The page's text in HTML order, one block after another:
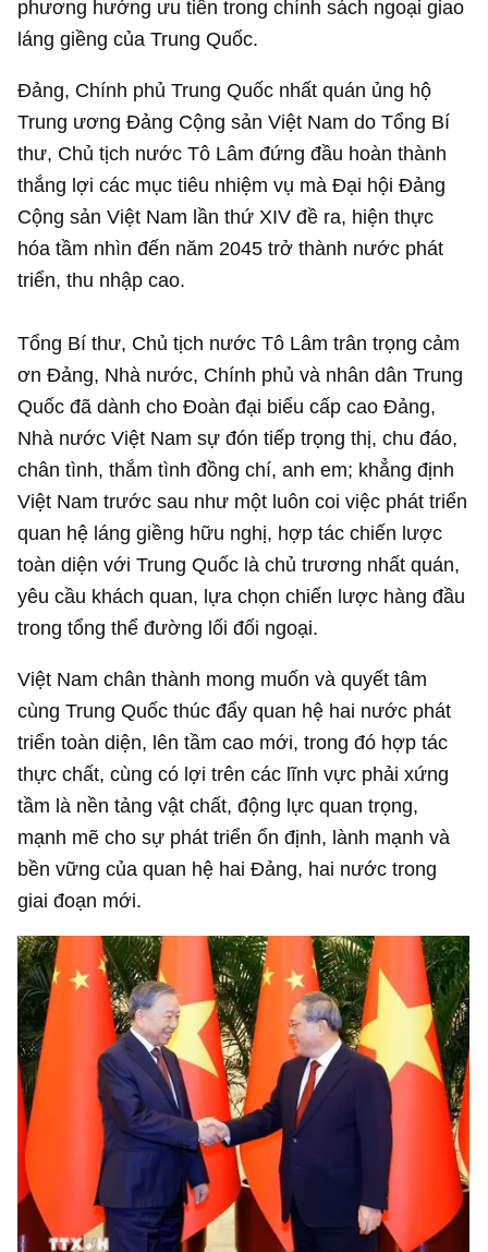
phương hướng ưu tiên trong chính sách ngoại giao
láng giềng của Trung Quốc.
Đảng, Chính phủ Trung Quốc nhất quán ủng hộ
Trung ương Đảng Cộng sản Việt Nam do Tổng Bí
thư, Chủ tịch nước Tô Lâm đứng đầu hoàn thành
thắng lợi các mục tiêu nhiệm vụ mà Đại hội Đảng
Cộng sản Việt Nam lần thứ XIV đề ra, hiện thực
hóa tầm nhìn đến năm 2045 trở thành nước phát
triển, thu nhập cao.
Tổng Bí thư, Chủ tịch nước Tô Lâm trân trọng cảm
ơn Đảng, Nhà nước, Chính phủ và nhân dân Trung
Quốc đã dành cho Đoàn đại biểu cấp cao Đảng,
Nhà nước Việt Nam sự đón tiếp trọng thị, chu đáo,
chân tình, thắm tình đồng chí, anh em; khẳng định
Việt Nam trước sau như một luôn coi việc phát triển
quan hệ láng giềng hữu nghị, hợp tác chiến lược
toàn diện với Trung Quốc là chủ trương nhất quán,
yêu cầu khách quan, lựa chọn chiến lược hàng đầu
trong tổng thể đường lối đối ngoại.
Việt Nam chân thành mong muốn và quyết tâm
cùng Trung Quốc thúc đẩy quan hệ hai nước phát
triển toàn diện, lên tầm cao mới, trong đó hợp tác
thực chất, cùng có lợi trên các lĩnh vực phải xứng
tầm là nền tảng vật chất, động lực quan trọng,
mạnh mẽ cho sự phát triển ổn định, lành mạnh và
bền vững của quan hệ hai Đảng, hai nước trong
giai đoạn mới.